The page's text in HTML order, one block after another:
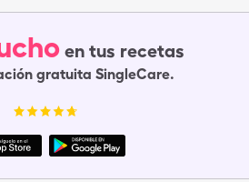
en tus recetas
gratuita SingleCare.